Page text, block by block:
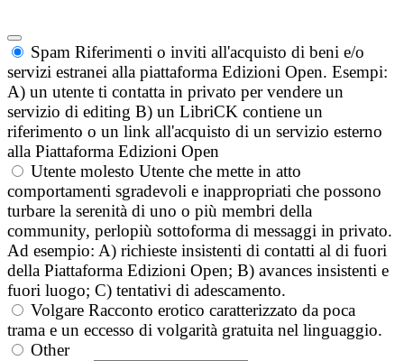
Spam Riferimenti o inviti all'acquisto di beni e/o
servizi estranei alla piattaforma Edizioni Open. Esempi:
A) un utente ti contatta in privato per vendere un
servizio di editing B) un LibriCK contiene un
riferimento o un link all'acquisto di un servizio esterno
alla Piattaforma Edizioni Open
Utente molesto Utente che mette in atto
comportamenti sgradevoli e inappropriati che possono
turbare la serenità di uno o più membri della
community, perlopiù sottoforma di messaggi in privato.
Ad esempio: A) richieste insistenti di contatti al di fuori
della Piattaforma Edizioni Open; B) avances insistenti e
fuori luogo; C) tentativi di adescamento.
Volgare Racconto erotico caratterizzato da poca
trama e un eccesso di volgarità gratuita nel linguaggio.
Other